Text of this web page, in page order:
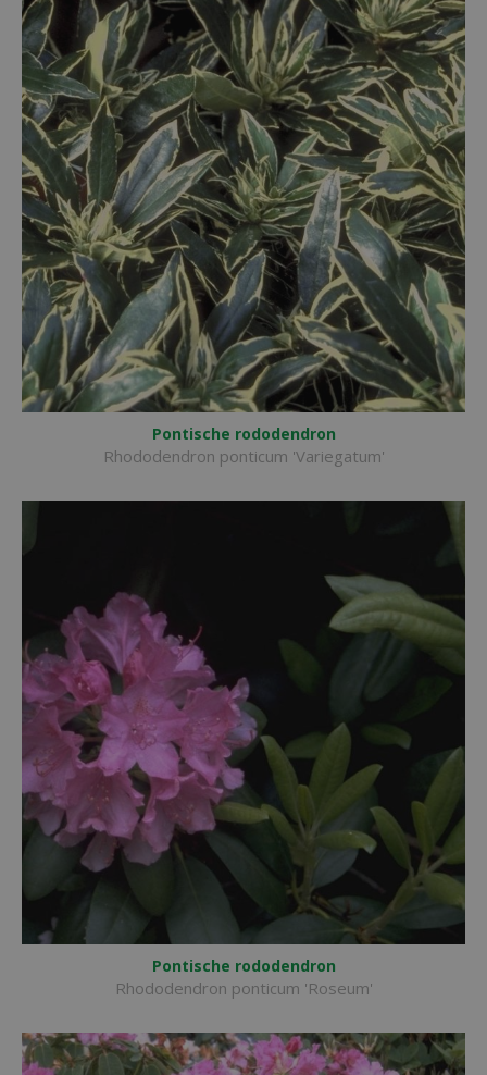
Pontische rododendron
Rhododendron ponticum 'Variegatum'
Pontische rododendron
Rhododendron ponticum 'Roseum'